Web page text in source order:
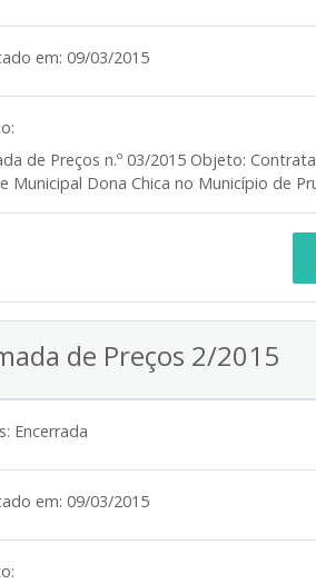
em: 09/03/2015
de Preços n.º 03/2015 Objeto:
Municipal Dona Chica no Município de
de Preços 2/2015
Encerrada
em: 09/03/2015